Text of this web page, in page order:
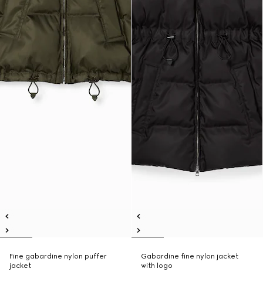
Fine gabardine nylon puffer
jacket
Gabardine fine nylon jacket
with logo